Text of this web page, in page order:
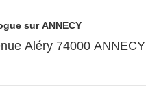
sur ANNECY
Aléry 74000 ANNECY